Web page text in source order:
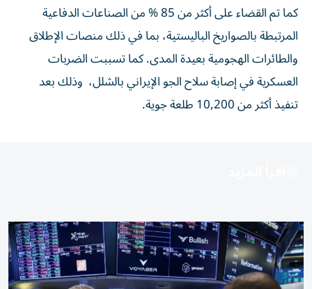
كما تم القضاء على أكثر من 85 % من الصناعات الدفاعية
المرتبطة بالصواريخ الباليستية، بما في ذلك منصات الإطلاق
والطائرات الهجومية بعيدة المدى. كما تسببت الضربات
العسكرية في إصابة سلاح الجو الإيراني بالشلل، وذلك بعد
تنفيذأكثر من 10,200 طلعة جوية.